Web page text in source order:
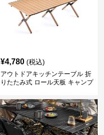
¥4,780 (税込)
アウトドアキッチンテーブル 折
りたたみ式 ロール天板 キャンプ